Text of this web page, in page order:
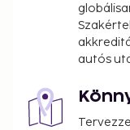
autós